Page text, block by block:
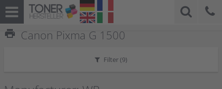
print Canon Pixma G 1500
Filter (9)